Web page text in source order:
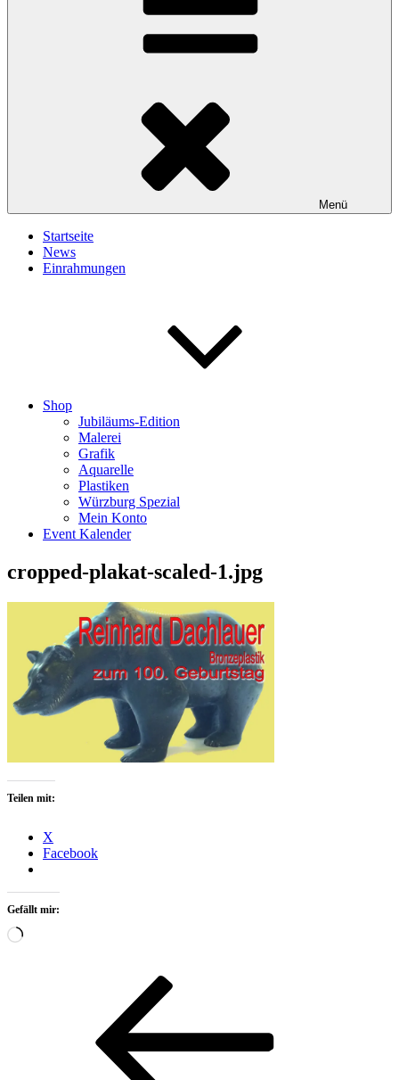
Menü
Startseite
News
Einrahmungen
Shop
Jubiläums-Edition
Malerei
Grafik
Aquarelle
Plastiken
Würzburg Spezial
Mein Konto
Event Kalender
cropped-plakat-scaled-1.jpg
Teilen mit:
X
Facebook
Gefällt mir:
Wird
Beitragsnavigation